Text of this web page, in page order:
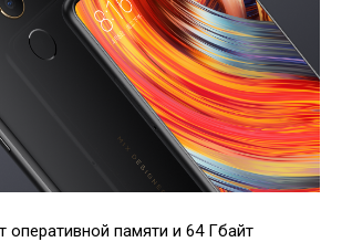
оперативной памяти и 64 Гбайт